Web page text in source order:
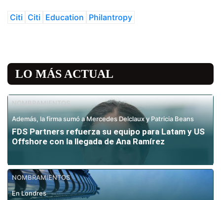
Citi Citi Education Philantropy
LO MÁS ACTUAL
NOMBRAMIENTOS
Además, la firma sumó a Mercedes Delclaux y Patricia Beans
FDS Partners refuerza su equipo para Latam y US
Offshore con la llegada de Ana Ramírez
NOMBRAMIENTOS
En Londres